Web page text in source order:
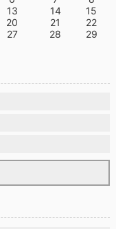
13 14
15
20 21
22
27 28
29